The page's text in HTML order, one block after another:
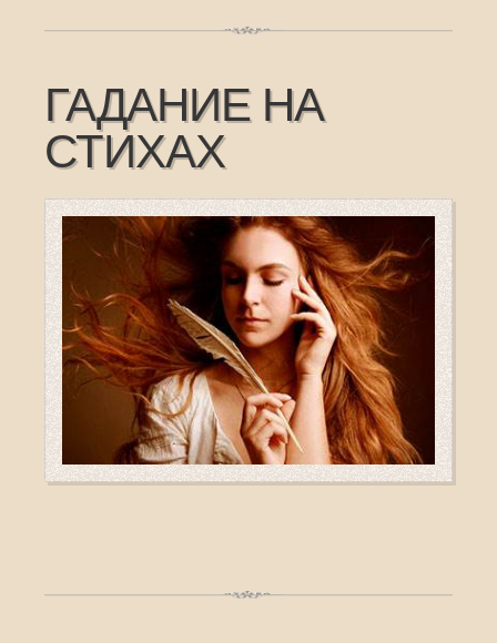
ГАДАНИЕ НА
СТИХАХ